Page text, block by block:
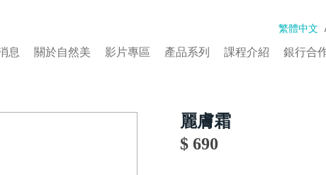
繁體中文
息 關於自然美 影片專區 產品系列 課程介紹 銀行合
麗膚霜
$ 690